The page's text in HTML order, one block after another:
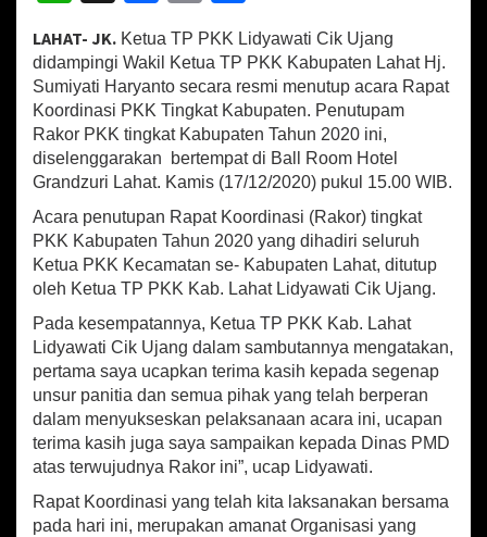
a
b
.
L
a
h
a
t
,
e
s
m
T
u
t
u
p
R
a
k
o
r
at
sA
p
p
ce
b
o
o
k
m
ai
l
h
ar
e
LAHAT- JK. Ketua TP PKK Lidyawati Cik Ujang
didampingi Wakil Ketua TP PKK Kabupaten Lahat Hj.
Sumiyati Haryanto secara resmi menutup acara Rapat
Koordinasi PKK Tingkat Kabupaten. Penutupam
Rakor PKK tingkat Kabupaten Tahun 2020 ini,
diselenggarakan bertempat di Ball Room Hotel
Grandzuri Lahat. Kamis (17/12/2020) pukul 15.00 WIB.
Acara penutupan Rapat Koordinasi (Rakor) tingkat
PKK Kabupaten Tahun 2020 yang dihadiri seluruh
Ketua PKK Kecamatan se- Kabupaten Lahat, ditutup
oleh Ketua TP PKK Kab. Lahat Lidyawati Cik Ujang.
Pada kesempatannya, Ketua TP PKK Kab. Lahat
Lidyawati Cik Ujang dalam sambutannya mengatakan,
pertama saya ucapkan terima kasih kepada segenap
unsur panitia dan semua pihak yang telah berperan
dalam menyukseskan pelaksanaan acara ini, ucapan
terima kasih juga saya sampaikan kepada Dinas PMD
atas terwujudnya Rakor ini”, ucap Lidyawati.
Rapat Koordinasi yang telah kita laksanakan bersama
pada hari ini, merupakan amanat Organisasi yang